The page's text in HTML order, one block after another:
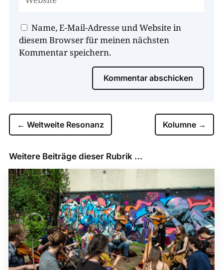
Name, E-Mail-Adresse und Website in
diesem Browser für meinen nächsten
Kommentar speichern.
Kommentar abschicken
← Weltweite Resonanz Kolumne →
Weitere Beiträge dieser Rubrik …